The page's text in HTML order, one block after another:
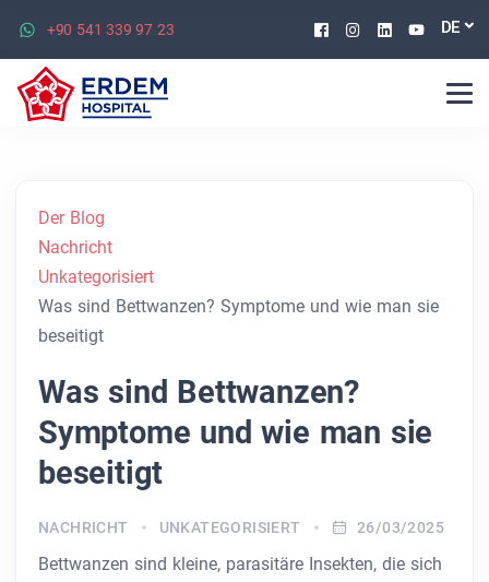
+90 541 339 97 23 Facebook
Instagram
Linkedin
DE
Der Blog
Nachricht
Unkategorisiert
Was sind Bettwanzen? Symptome und wie man sie
beseitigt
Was sind Bettwanzen?
Symptome und wie man sie
beseitigt
NACHRICHT UNKATEGORISIERT 26/03/2025
Bettwanzen sind kleine, parasitäre Insekten, die sich